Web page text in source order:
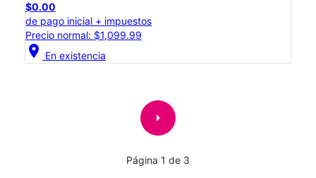
$0.00
de pago inicial + impuestos
Precio normal: $1,099.99
location_on En existencia
arrow_right
Página 1 de 3